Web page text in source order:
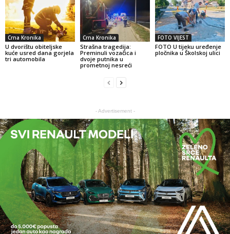
Crna Kronika
U dvorištu obiteljske
kuće usred dana gorjela
tri automobila
Crna Kronika
Strašna tragedija:
Preminuli vozačica i
dvoje putnika u
prometnoj nesreći
FOTO VIJEST
FOTO U tijeku uređenje
pločnika u Školskoj ulici
- Advertisement -